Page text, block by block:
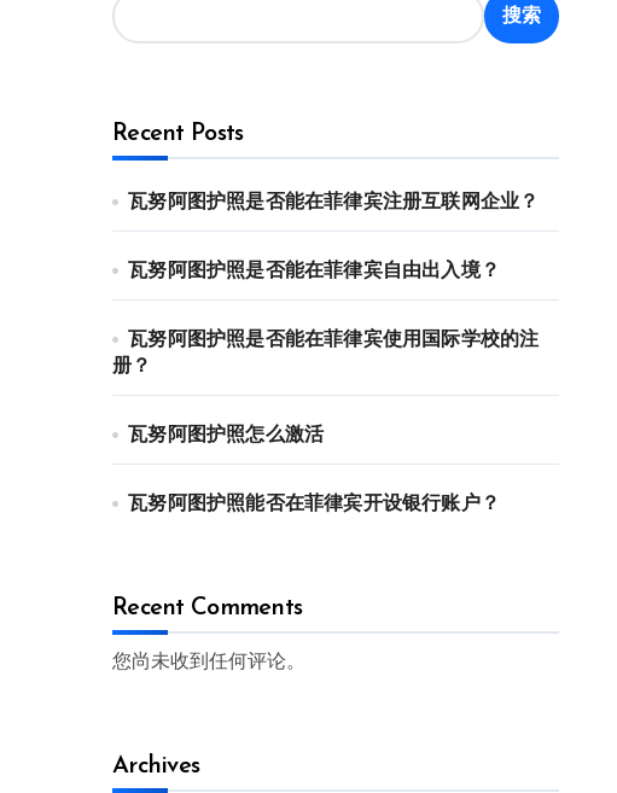
搜索
Recent Posts
瓦努阿图护照是否能在菲律宾注册互联网企业？
瓦努阿图护照是否能在菲律宾自由出入境？
瓦努阿图护照是否能在菲律宾使用国际学校的注
册？
瓦努阿图护照怎么激活
瓦努阿图护照能否在菲律宾开设银行账户？
Recent Comments
您尚未收到任何评论。
Archives